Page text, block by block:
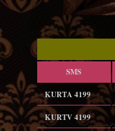
SMS
KURTA 4199
KURTV 4199